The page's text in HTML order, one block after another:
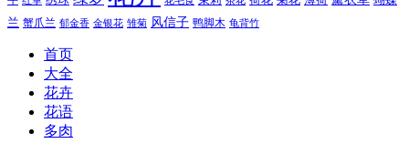
兰 蟹爪兰 郁金香 金银花 雏菊 风信子 鸭脚木 龟背竹
首页
大全
花卉
花语
多肉